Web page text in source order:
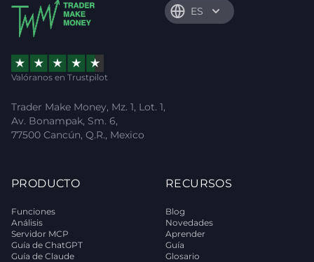
ES
Valóranos en Trustpilot
Trader Make Money, Mz. 1, Lot. 1,
Av. Bonampak, Sm. 6,
77500 Cancún, Q.R., Mexico
PRODUCTO
Funciones
Análisis
Servidor MCP
Guía de ChatGPT
Guía de Claude
RECURSOS
Blog
Novedades
Aprender
Guía
Glosario